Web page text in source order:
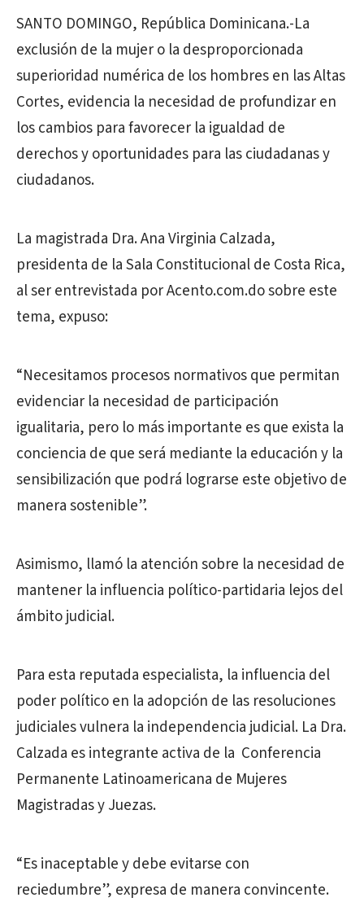
SANTO DOMINGO, República Dominicana.-La
exclusión de la mujer o la desproporcionada
superioridad numérica de los hombres en las Altas
Cortes, evidencia la necesidad de profundizar en
los cambios para favorecer la igualdad de
derechos y oportunidades para las ciudadanas y
ciudadanos.
La magistrada Dra. Ana Virginia Calzada,
presidenta de la Sala Constitucional de Costa Rica,
al ser entrevistada por Acento.com.do sobre este
tema, expuso:
“Necesitamos procesos normativos que permitan
evidenciar la necesidad de participación
igualitaria, pero lo más importante es que exista la
conciencia de que será mediante la educación y la
sensibilización que podrá lograrse este objetivo de
manera sostenible”.
Asimismo, llamó la atención sobre la necesidad de
mantener la influencia político-partidaria lejos del
ámbito judicial.
Para esta reputada especialista, la influencia del
poder político en la adopción de las resoluciones
judiciales vulnera la independencia judicial. La Dra.
Calzada es integrante activa de la Conferencia
Permanente Latinoamericana de Mujeres
Magistradas y Juezas.
“Es inaceptable y debe evitarse con
reciedumbre”, expresa de manera convincente.